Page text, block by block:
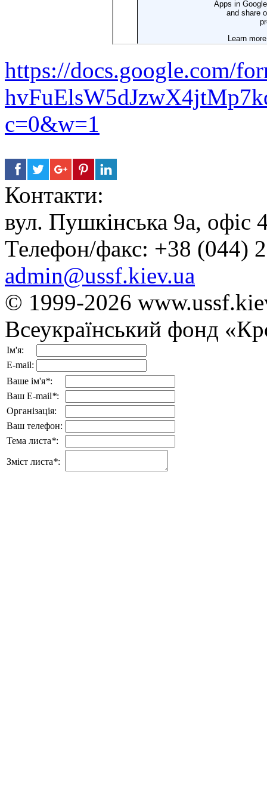
https://docs.google.com/
c=0&w=1
Контакти:
вул. Пушкінська 9а, офіс
Телефон/факс: +38 (044)
admin@ussf.kiev.ua
© 1999-2026
Всеукраїнський фонд
Ім'я:
E-mail:
Ваше ім'я*:
Ваш E-mail*:
Організація:
Ваш телефон:
Тема листа*:
Зміст листа*: